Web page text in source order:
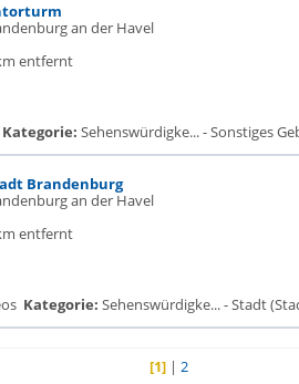
an der Havel
entfernt
Kategorie: Sehenswürdigke... - Sonstiges
Brandenburg
an der Havel
entfernt
Kategorie: Sehenswürdigke... - Stadt
[1] |2